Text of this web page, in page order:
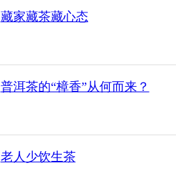
藏家藏茶藏心态
普洱茶的“樟香”从何而来？
老人少饮生茶